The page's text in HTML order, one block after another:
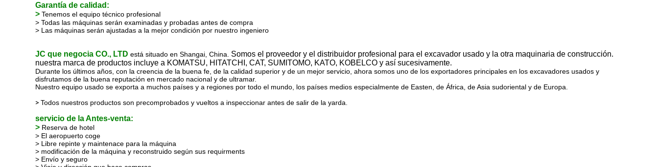
Garantía de calidad:
> Tenemos el equipo técnico profesional
> Todas las máquinas serán examinadas y probadas antes de compra
> Las máquinas serán ajustadas a la mejor condición por nuestro ingeniero
JC que negocia CO., LTD está situado en Shangai, China
Somos el proveedor y el distribuidor profesional para el excavador usado y la otra maquinaria de construcción.
nuestra marca de productos incluye a KOMATSU, HITATCHI, CAT, SUMITOMO, KATO, KOBELCO y así sucesivamente.
Durante los últimos años, con la creencia de la buena fe, de la calidad superior y de un mejor servicio, ahora somos uno de los exportadores principales en los excavadores usados y
disfrutamos de la buena reputación en mercado nacional y de ultramar.
Nuestro equipo usado se exporta a muchos países y a regiones por todo el mundo, los países medios especialmente de Easten, de África, de Asia sudoriental y de Europa.
> Todos nuestros productos son precomprobados y vueltos a inspeccionar antes de salir de la yarda.
servicio de la Antes-venta:
> Reserva de hotel
> El aeropuerto coge
> Libre repinte y maintenace para la máquina
> modificación de la máquina y reconstruido según sus requirments
> Envío y seguro